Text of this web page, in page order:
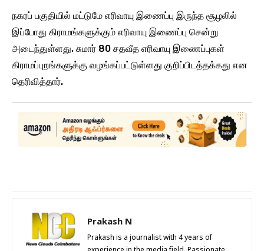
நகரப் பகுதியில் மட்டுமே எரிவாயு இணைப்பு இருந்த சூழலில்
இப்போது கிராமங்களுக்கும் எரிவாயு இணைப்பு சென்று
அடைந்துள்ளது. சுமார் 80 சதவீத எரிவாயு இணைப்புகள்
கிராமப்புறங்களுக்கு வழங்கப்பட்டுள்ளது குறிப்பிடத்தக்கது என
தெரிவித்தார்.
Prakash N
Prakash is a journalist with 4 years of